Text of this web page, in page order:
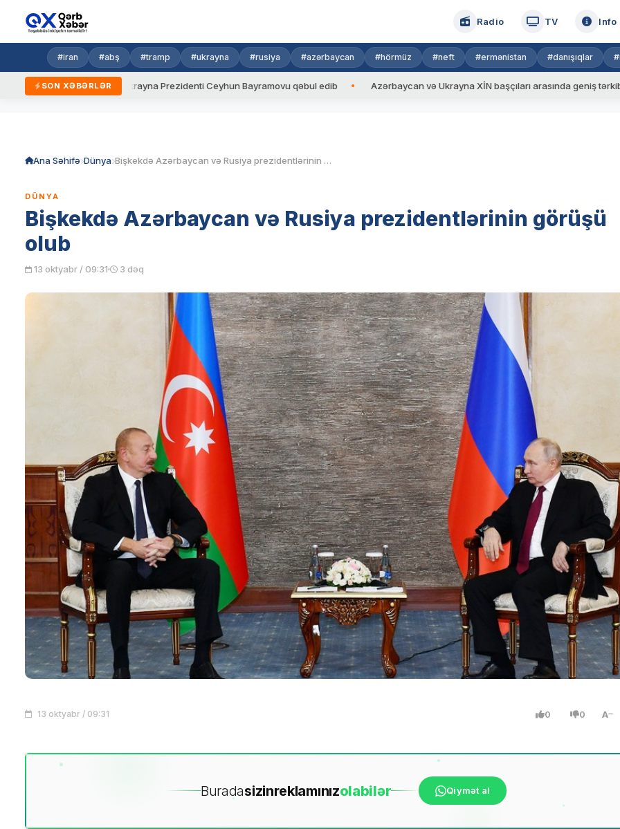
Radio TV Info
#iran #abş #tramp #ukrayna #rusiya #azərbaycan #hörmüz #neft #ermənistan #danışıqlar
SON XƏBƏRLƏR
qaydalar Ukrayna Prezidenti Ceyhun Bayramovu qəbul edib Azərbaycan və Ukrayna XİN başçıları arasında geniş tərkibdə görüş
Ana Səhifə Dünya Bişkekdə Azərbaycan və Rusiya prezidentlərinin görüşü olub
DÜNYA
Bişkekdə Azərbaycan və Rusiya prezidentlərinin görüşü
olub
13 oktyabr / 09:31 3 dəq
13 oktyabr / 09:31 0 0 A
Buradasizinreklamınızolabilər Qiymət al